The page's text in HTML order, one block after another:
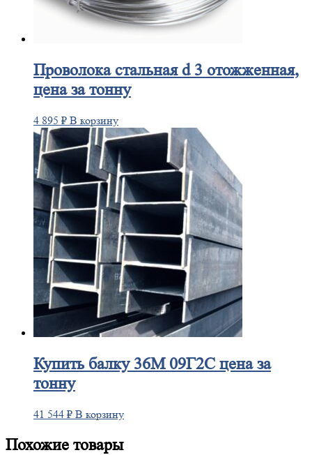
Проволокастальная d 3 отожженная,
цена за тонну
4 895 ₽ В корзину
Купитьбалку 36М 09Г2С цена за
тонну
41 544 ₽ В корзину
Похожие товары